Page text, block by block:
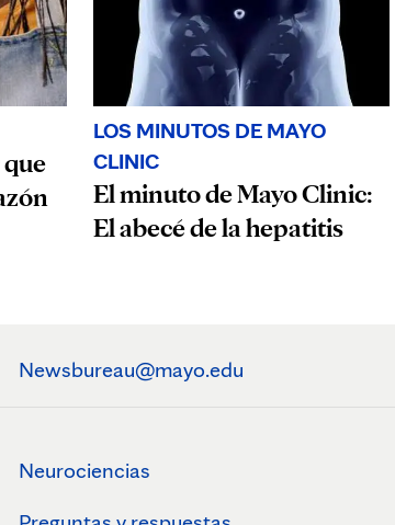
LOS MINUTOS DE MAYO
CLINIC
El minuto de Mayo Clinic:
El abecé de la hepatitis
Newsbureau@mayo.edu
Neurociencias